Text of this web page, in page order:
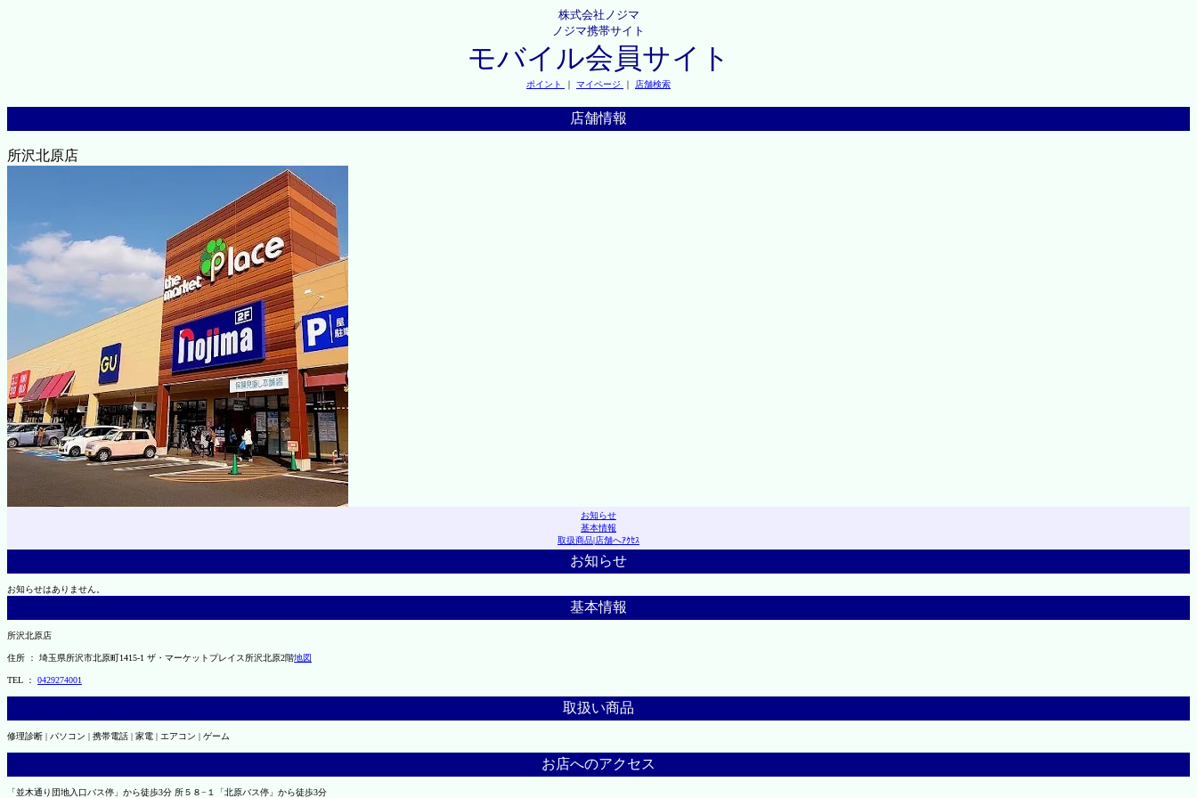
株式会社ノジマ
ノジマ携帯サイト
モバイル会員サイト
ポイント ｜ マイページ ｜ 店舗検索
店舗情報
所沢北原店
お知らせ
基本情報
取扱商品|店舗へｱｸｾｽ
お知らせ
お知らせはありません。
基本情報
所沢北原店
住所 ： 埼玉県所沢市北原町1415-1 ザ・マーケットプレイス所沢北原2階地図
TEL ： 0429274001
取扱い商品
修理診断 | パソコン | 携帯電話 | 家電 | エアコン | ゲーム
お店へのアクセス
「並木通り団地入口バス停」から徒歩3分 所５８−１「北原バス停」から徒歩3分